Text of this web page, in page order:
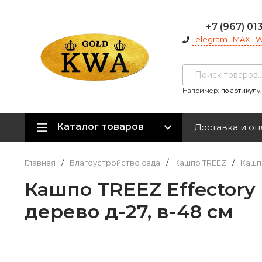
+7 (967)
Telegram | MAX |
Например: по
Каталог товаров Доставка и
Главная / Благоустройство сада / Кашпо TREEZ /
Кашпо TREEZ
дерево д-27, в-48 см